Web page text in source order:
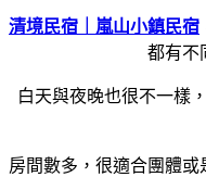
清境民宿｜嵐山小鎮民宿
都有不
白天與夜晚也很不一樣
房間數多，很適合團體